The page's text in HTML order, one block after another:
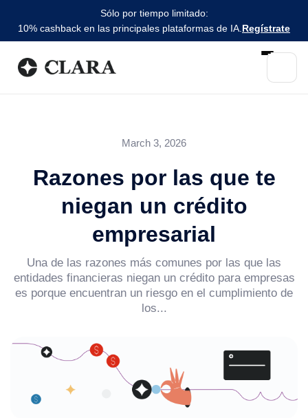
Sólo por tiempo limitado:
10% cashback en las principales plataformas de IA. Regístrate
March 3, 2026
Razones por las que te
niegan un crédito
empresarial
Una de las razones más comunes por las que las
entidades financieras niegan un crédito para empresas
es porque encuentran un riesgo en el cumplimiento de
los...